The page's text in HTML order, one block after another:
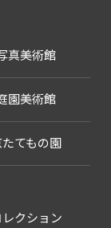
てもの園
真美術館
園美術館
クション